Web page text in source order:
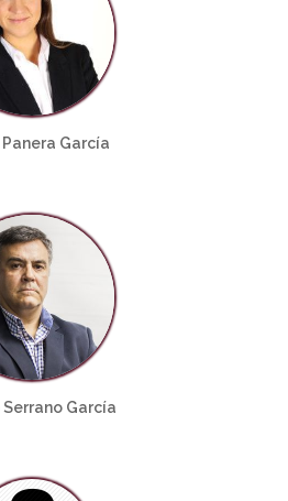
García
Serrano García